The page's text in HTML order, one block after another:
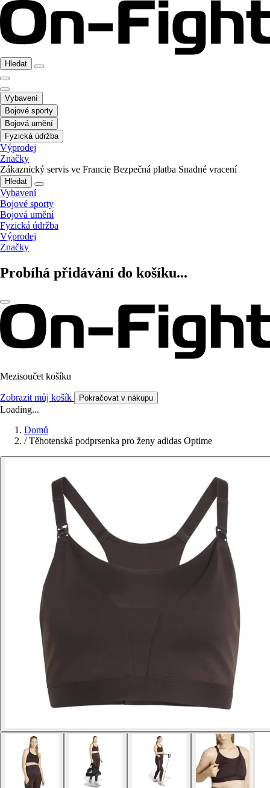
Hledat
Vybavení
Bojové sporty
Bojová umění
Fyzická údržba
Výprodej
Značky
Zákaznický servis ve Francie Bezpečná platba Snadné vracení
Hledat
Vybavení
Bojové sporty
Bojová umění
Fyzická údržba
Výprodej
Značky
Probíhá přidávání do košíku...
Mezisoučet košíku
Zobrazit můj košík Pokračovat v nákupu
Loading...
Domů
/ Těhotenská podprsenka pro ženy adidas Optime